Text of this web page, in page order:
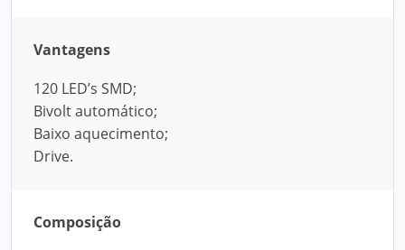
Vantagens
120 LED’s SMD;
Bivolt automático;
Baixo aquecimento;
Drive.
Composição